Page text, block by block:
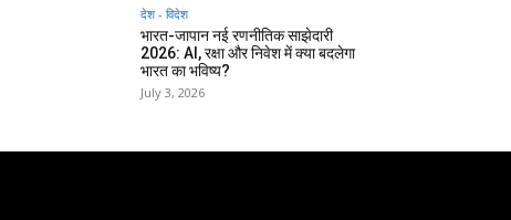
देश - विदेश
भारत-जापान नई रणनीतिक साझेदारी
2026: AI, रक्षा और निवेश में क्या बदलेगा
भारत का भविष्य?
July 3, 2026